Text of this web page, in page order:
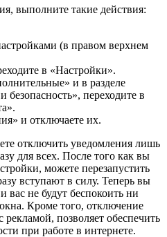
выполните такие действия:
(в правом верхнем
в «Настройки».
и в разделе
безопасность», переходите в
и отключаете их.
отключить уведомления лишь
для всех. После того как вы
можете перезапустить
вступают в силу. Теперь вы
вас не будут беспокоить ни
Кроме того, отключение
рекламой, позволяет обеспечить
при работе в интернете.